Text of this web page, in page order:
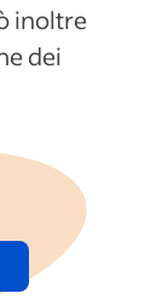
inoltre
dei